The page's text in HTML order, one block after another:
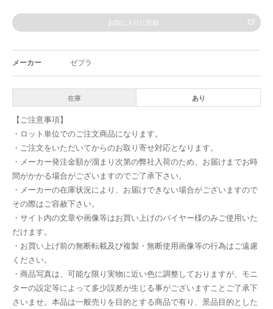
お気に入りに登録
メーカー ゼブラ
在庫 あり
【ご注意事項】
・ロット単位でのご注文商品になります。
・ご注文をいただいてからのお取り寄せ対応となります。
・メーカー発注金額が溜まり次第の弊社入荷のため、お届けまでお時
間がかかる場合がございますのでご了承下さい。
・メーカーの在庫状況により、お届けできない場合がございますので
その際はご容赦下さい。
・サイト内の文章や画像等はお買い上げのバイヤー様のみご使用いた
だけます。
・お買い上げ前の無断転載及び複製・無断使用画像等の行為はご遠慮
ください。
・商品写真は、可能な限り実物に近い色に調整しておりますが、モニ
ターの設定等によって多少誤差が生じる事がございますことご了承下
さいませ。本品は一般売りを目的とする商品で有り、景品目的とした